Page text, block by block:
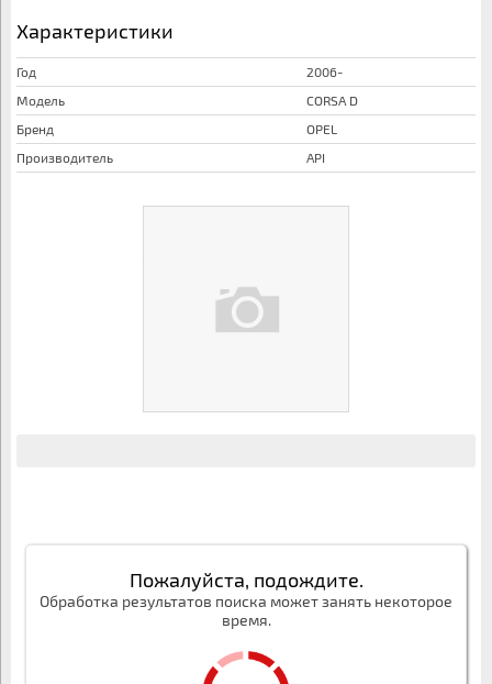
Характеристики
Год
2006-
Модель
CORSA D
Бренд
OPEL
Производитель
API
Пожалуйста, подождите.
Обработка результатов поиска может занять некоторое
время.